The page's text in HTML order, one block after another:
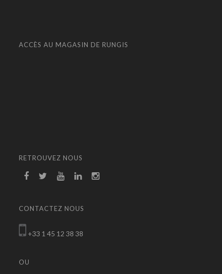
ACCÈS AU MAGASIN DE RUNGIS
RETROUVEZ NOUS
CONTACTEZ NOUS
+33 1 45 12 38 38
OU